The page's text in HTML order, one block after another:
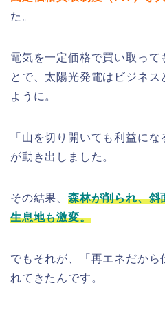
た。
電気を一定価格で買い取って
とで、太陽光発電はビジネス
ように。
「山を切り開いても利益に
が動き出しました。
その結果、 森林が削られ、斜
生息地も激変。
でもそれが、「再エネだから
れてきたんです。